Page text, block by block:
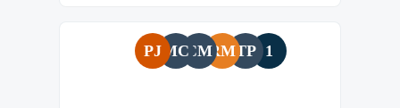
PJ MCCMRMTP 1